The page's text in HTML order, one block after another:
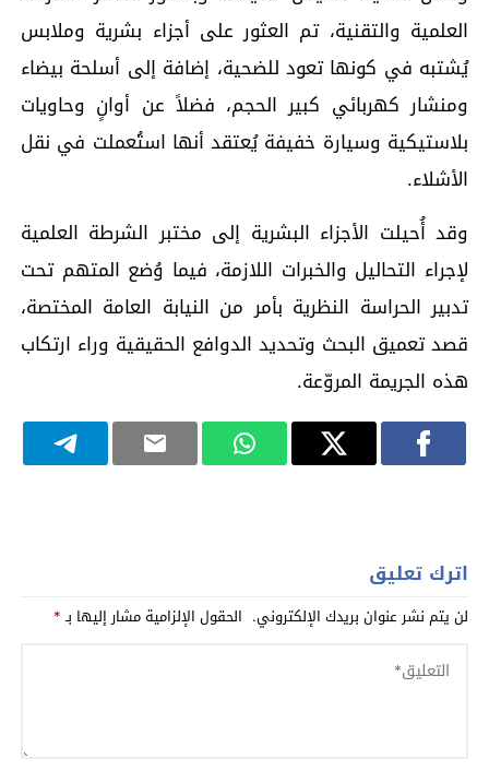
العلمية والتقنية، تم العثور على أجزاء بشرية وملابس
يُشتبه في كونها تعود للضحية، إضافة إلى أسلحة بيضاء
ومنشار كهربائي كبير الحجم، فضلاً عن أوانٍ وحاويات
بلاستيكية وسيارة خفيفة يُعتقد أنها استُعملت في نقل
الأشلاء.
وقد أُحيلت الأجزاء البشرية إلى مختبر الشرطة العلمية
لإجراء التحاليل والخبرات اللازمة، فيما وُضع المتهم تحت
تدبير الحراسة النظرية بأمر من النيابة العامة المختصة،
قصد تعميق البحث وتحديد الدوافع الحقيقية وراء ارتكاب
هذه الجريمة المروّعة.
اترك تعليق
لن يتم نشر عنوان بريدك الإلكتروني. الحقول الإلزامية مشار إليها بـ*